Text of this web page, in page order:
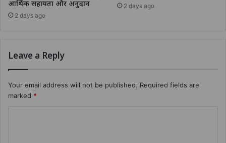
आर्थिक सहायता और अनुदान
2 days ago
2 days ago
Leave a Reply
Your email address will not be published. Required fields are
marked *